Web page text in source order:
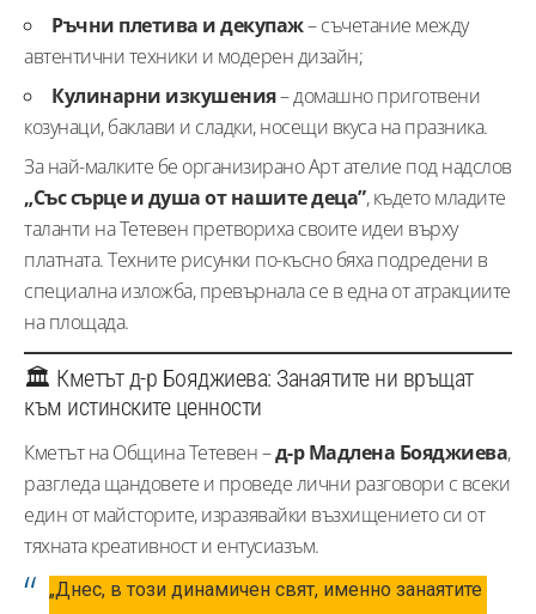
Ръчни плетива и декупаж– съчетание между
автентични техники и модерен дизайн;
Кулинарни изкушения– домашно приготвени
козунаци, баклави и сладки, носещи вкуса на празника.
За най-малките бе организирано Арт ателие под надслов
„Със сърце и душа от нашите деца”, където младите
таланти на Тетевен претвориха своите идеи върху
платната. Техните рисунки по-късно бяха подредени в
специална изложба, превърнала се в една от атракциите
на площада.
🏛️ Кметът д-р Бояджиева: Занаятите ни връщат
към истинските ценности
Кметът на Община Тетевен –д-р Мадлена Бояджиева,
разгледа щандовете и проведе лични разговори с всеки
един от майсторите, изразявайки възхищението си от
тяхната креативност и ентусиазъм.
„Днес, в този динамичен свят, именно занаятите